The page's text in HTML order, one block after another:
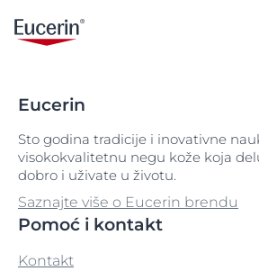
Eucerin
Sto godina tradicije i inovativne
visokokvalitetnu negu kože koja
dobro i uživate u životu.
Saznajte više o Eucerin brendu
Pomoć i kontakt
Kontakt